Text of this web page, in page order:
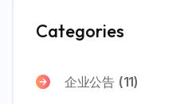
Categories
企业公告 (11)